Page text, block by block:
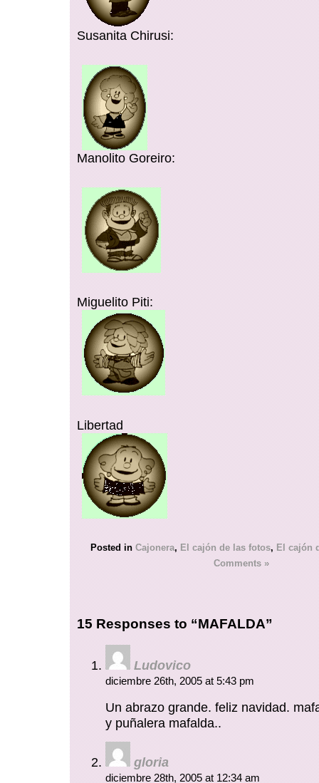
Susanita Chirusi:
Manolito Goreiro:
Miguelito Piti:
Libertad
Posted inCajonera,El cajón de las fotos,El cajón
Comments »
15 Responses to “MAFALDA”
Ludovico
diciembre 26th, 2005 at 5:43 pm
Un abrazo grande. feliz navidad.
y puñalera mafalda..
gloria
diciembre 28th, 2005 at 12:34 am